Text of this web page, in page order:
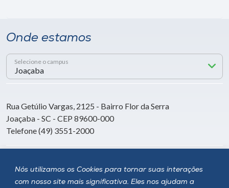
Nós utilizamos os Cookies para tornar suas interações
com nosso site mais significativa. Eles nos ajudam a
Onde estamos
Selecione o campus
Rua Getúlio Vargas, 2125 - Bairro Flor da Serra
Joaçaba - SC - CEP 89600-000
Telefone (49) 3551-2000
Siga a Unoesc